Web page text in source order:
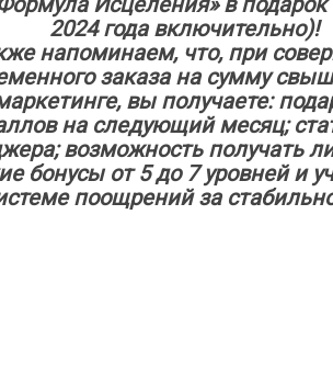
2024 года включительно)!
напоминаем, что, при
заказа на сумму
вы получаете:
на следующий месяц;
возможность получать
бонусы ‪от 5 до 7‬ уровней и
поощрений за